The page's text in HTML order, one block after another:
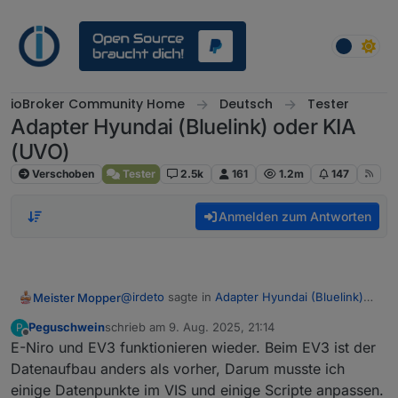
ioBroker Community Home Deutsch Tester
Adapter Hyundai (Bluelink) oder KIA
(UVO)
Verschoben Tester 2.5k 161 1.2m 147
Anmelden zum Antworten
Meister Mopper@irdeto sagte in Adapter Hyundai (Bluelink)
Hab schon den Adapter gelöscht und
Neu angelegt. Fehler bleibt.
Warum sollte der Fehler auch nicht wieder
auftreten. Hyundai und die Tochter Kia
P
Offline
Peguschweinschrieb am 9. Aug. 2025, 21:14
zuletzt editiert von
E-Niro und EV3 funktionieren wieder. Beim EV3 ist der
Datenaufbau anders als vorher, Darum musste ich
einige Datenpunkte im VIS und einige Scripte anpassen.